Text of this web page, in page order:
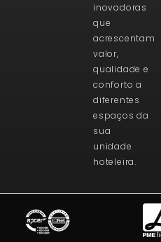
inovadoras
que
acrescentam
valor,
qualidade e
conforto a
diferentes
espaços da
sua
unidade
hoteleira.